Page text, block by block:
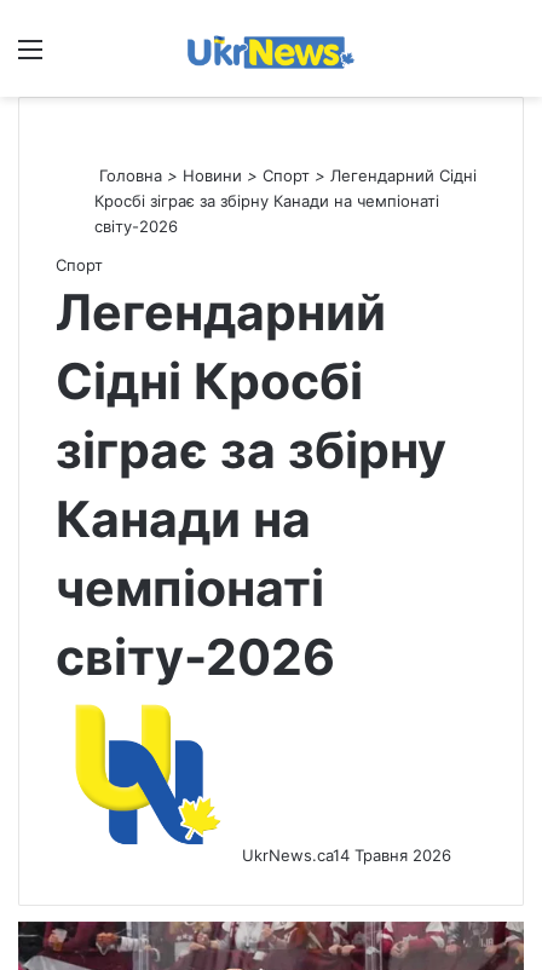
Меню
Головна > Новини > Спорт > Легендарний Сідні
Кросбі зіграє за збірну Канади на чемпіонаті
світу-2026
Спорт
Легендарний
Сідні Кросбі
зіграє за збірну
Канади на
чемпіонаті
світу-2026
UkrNews.ca14 Травня 2026